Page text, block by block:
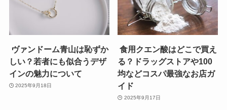
ヴァンドーム青山は恥ずか
しい？若者にも似合うデザ
インの魅力について
2025年9月18日
食用クエン酸はどこで買え
る？ドラッグストアや100
均などコスパ最強なお店ガ
イド
2025年9月17日